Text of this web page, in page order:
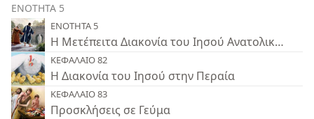
ΕΝΟΤΗΤΑ 5
ΕΝΟΤΗΤΑ 5
Η Μετέπειτα Διακονία του Ιησού Ανατολικά του
ΚΕΦΑΛΑΙΟ 82
Η Διακονία του Ιησού στην Περαία
ΚΕΦΑΛΑΙΟ 83
Προσκλήσεις σε Γεύμα